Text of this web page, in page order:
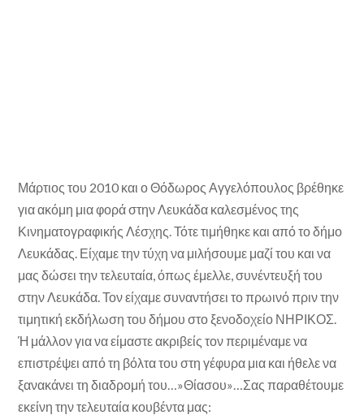
Μάρτιος του 2010 και ο Θόδωρος Αγγελόπουλος βρέθηκε
για ακόμη μια φορά στην Λευκάδα καλεσμένος της
Κινηματογραφικής Λέσχης. Τότε τιμήθηκε και από το δήμο
Λευκάδας. Είχαμε την τύχη να μιλήσουμε μαζί του και να
μας δώσει την τελευταία, όπως έμελλε, συνέντευξή του
στην Λευκάδα. Τον είχαμε συναντήσει το πρωινό πριν την
τιμητική εκδήλωση του δήμου στο ξενοδοχείο ΝΗΡΙΚΟΣ.
Ή μάλλον για να είμαστε ακριβείς τον περιμέναμε να
επιστρέψει από τη βόλτα του στη γέφυρα μια και ήθελε να
ξανακάνει τη διαδρομή του…»Θίασου»…Σας παραθέτουμε
εκείνη την τελευταία κουβέντα μας: